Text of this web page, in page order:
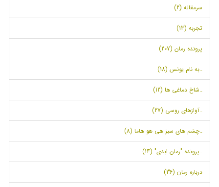
سرمقاله (2)
تجربه (13)
پرونده رمان (207)
..به نام یونس (18)
..شاخ دماغی ها (12)
..آوازهای روسی (27)
..چشم های سبز هی هو هاما (8)
..پرونده "رمان ابدی" (14)
درباره رمان (36)